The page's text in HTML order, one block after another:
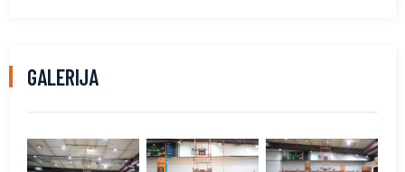
GALERIJA